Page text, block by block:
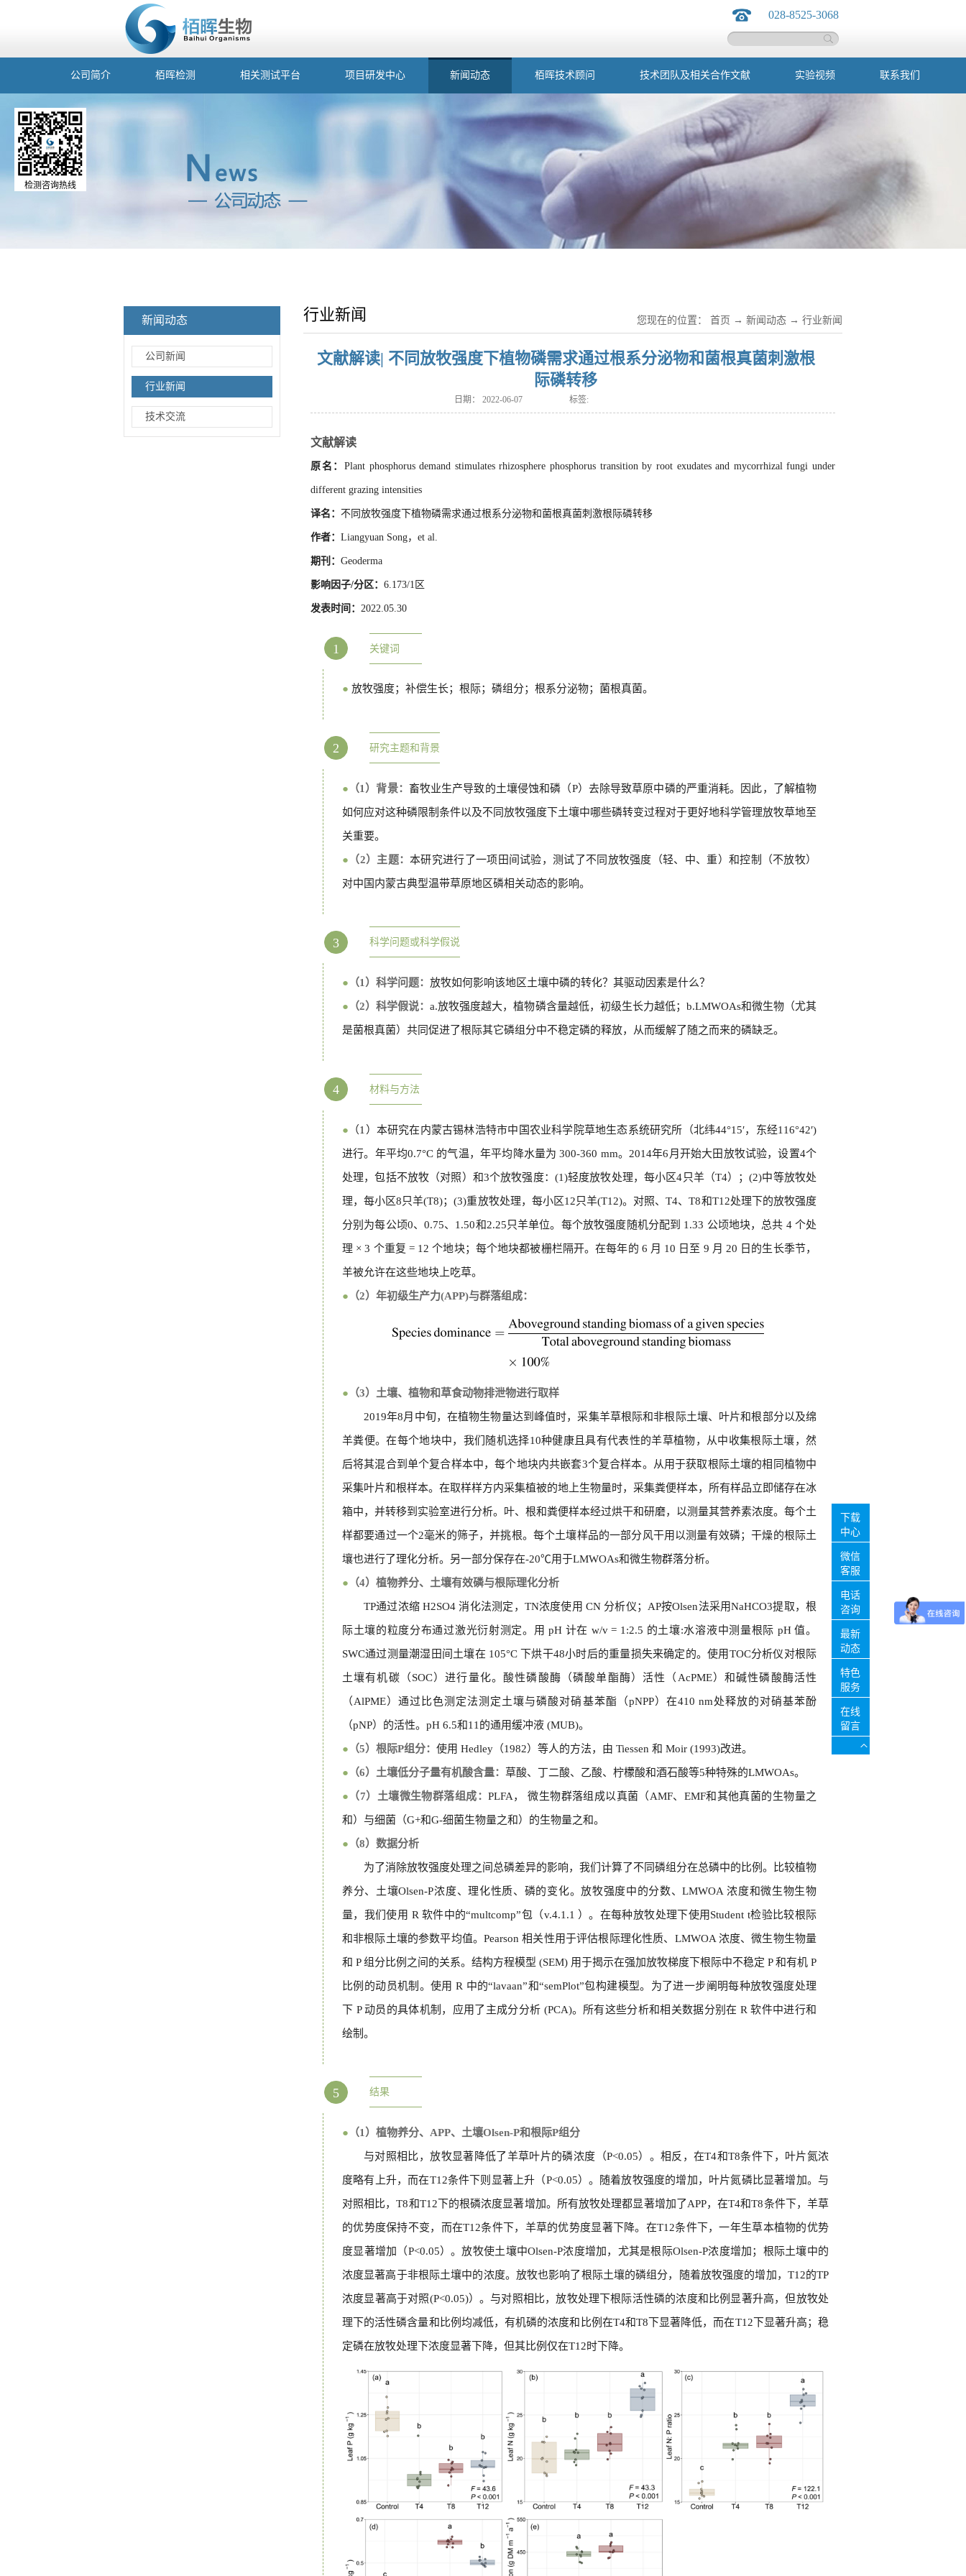
028-8525-3068
公司简介 栢晖检测 相关测试平台 项目研发中心 新闻动态 栢晖技术顾问 技术团队及相关合作文献 实验视频 联系我们
新闻动态
公司新闻
行业新闻
技术交流
行业新闻 您现在的位置： 首页 → 新闻动态 → 行业新闻
文献解读| 不同放牧强度下植物磷需求通过根系分泌物和菌根真菌刺激根
际磷转移
日期： 2022-06-07 标签:
文献解读
原名： Plant phosphorus demand stimulates rhizosphere phosphorus transition by root exudates and mycorrhizal fungi under
different grazing intensities
译名： 不同放牧强度下植物磷需求通过根系分泌物和菌根真菌刺激根际磷转移
作者： Liangyuan Song，et al.
期刊： Geoderma
影响因子/分区： 6.173/1区
发表时间： 2022.05.30
1 关键词
● 放牧强度；补偿生长；根际；磷组分；根系分泌物；菌根真菌。
2 研究主题和背景
● （1）背景： 畜牧业生产导致的土壤侵蚀和磷（P）去除导致草原中磷的严重消耗。因此，了解植物
如何应对这种磷限制条件以及不同放牧强度下土壤中哪些磷转变过程对于更好地科学管理放牧草地至
关重要。
● （2）主题：本研究进行了一项田间试验，测试了不同放牧强度（轻、中、重）和控制（不放牧）
对中国内蒙古典型温带草原地区磷相关动态的影响。
3 科学问题或科学假说
● （1）科学问题： 放牧如何影响该地区土壤中磷的转化？其驱动因素是什么？
● （2）科学假说：a.放牧强度越大，植物磷含量越低，初级生长力越低；b.LMWOAs和微生物（尤其
是菌根真菌）共同促进了根际其它磷组分中不稳定磷的释放，从而缓解了随之而来的磷缺乏。
4 材料与方法
● （1）本研究在内蒙古锡林浩特市中国农业科学院草地生态系统研究所（北纬44°15′，东经116°42′)
进行。年平均0.7°C 的气温，年平均降水量为 300-360 mm。2014年6月开始大田放牧试验，设置4个
处理，包括不放牧（对照）和3个放牧强度：(1)轻度放牧处理，每小区4只羊（T4）；(2)中等放牧处
理，每小区8只羊(T8)；(3)重放牧处理，每小区12只羊(T12)。对照、T4、T8和T12处理下的放牧强度
分别为每公顷0、0.75、1.50和2.25只羊单位。每个放牧强度随机分配到 1.33 公顷地块，总共 4 个处
理 × 3 个重复 = 12 个地块；每个地块都被栅栏隔开。在每年的 6 月 10 日至 9 月 20 日的生长季节，
羊被允许在这些地块上吃草。
● （2） 年初级生产力(APP)与群落组成：
● （3）土壤、植物和草食动物排泄物进行取样
2019年8月中旬，在植物生物量达到峰值时，采集羊草根际和非根际土壤、叶片和根部分以及绵
羊粪便。在每个地块中，我们随机选择10种健康且具有代表性的羊草植物，从中收集根际土壤，然
后将其混合到单个复合样本中，每个地块内共嵌套3个复合样本。从用于获取根际土壤的相同植物中
采集叶片和根样本。在取样样方内采集植被的地上生物量时，采集粪便样本，所有样品立即储存在冰
箱中，并转移到实验室进行分析。叶、根和粪便样本经过烘干和研磨，以测量其营养素浓度。每个土
样都要通过一个2毫米的筛子，并挑根。每个土壤样品的一部分风干用以测量有效磷；干燥的根际土
壤也进行了理化分析。另一部分保存在-20℃用于LMWOAs和微生物群落分析。
● （4）植物养分、土壤有效磷与根际理化分析
TP通过浓缩 H2SO4 消化法测定，TN浓度使用 CN 分析仪；AP按Olsen法采用NaHCO3提取，根
际土壤的粒度分布通过激光衍射测定。用 pH 计在 w/v = 1:2.5 的土壤:水溶液中测量根际 pH 值。
SWC通过测量潮湿田间土壤在 105°C 下烘干48小时后的重量损失来确定的。使用TOC分析仪对根际
土壤有机碳（SOC）进行量化。酸性磷酸酶（磷酸单酯酶）活性（AcPME）和碱性磷酸酶活性
（AlPME）通过比色测定法测定土壤与磷酸对硝基苯酯（pNPP）在410 nm处释放的对硝基苯酚
（pNP）的活性。pH 6.5和11的通用缓冲液 (MUB)。
● （5）根际P组分： 使用 Hedley（1982）等人的方法，由 Tiessen 和 Moir (1993)改进。
● （6）土壤低分子量有机酸含量： 草酸、丁二酸、乙酸、柠檬酸和酒石酸等5种特殊的LMWOAs。
● （7）土壤微生物群落组成： PLFA， 微生物群落组成以真菌（AMF、EMF和其他真菌的生物量之
和）与细菌（G+和G-细菌生物量之和）的生物量之和。
● （8）数据分析
为了消除放牧强度处理之间总磷差异的影响，我们计算了不同磷组分在总磷中的比例。比较植物
养分、土壤Olsen-P浓度、理化性质、磷的变化。放牧强度中的分数、LMWOA 浓度和微生物生物
量，我们使用 R 软件中的“multcomp”包（v.4.1.1 ）。在每种放牧处理下使用Student t检验比较根际
和非根际土壤的参数平均值。Pearson 相关性用于评估根际理化性质、LMWOA 浓度、微生物生物量
和 P 组分比例之间的关系。结构方程模型 (SEM) 用于揭示在强加放牧梯度下根际中不稳定 P 和有机 P
比例的动员机制。使用 R 中的“lavaan”和“semPlot”包构建模型。为了进一步阐明每种放牧强度处理
下 P 动员的具体机制，应用了主成分分析 (PCA)。所有这些分析和相关数据分别在 R 软件中进行和
绘制。
5 结果
● （1）植物养分、APP、土壤Olsen-P和根际P组分
与对照相比，放牧显著降低了羊草叶片的磷浓度（P<0.05）。相反，在T4和T8条件下，叶片氮浓
度略有上升，而在T12条件下则显著上升（P<0.05）。随着放牧强度的增加，叶片氮磷比显著增加。与
对照相比，T8和T12下的根磷浓度显著增加。所有放牧处理都显著增加了APP，在T4和T8条件下，羊草
的优势度保持不变，而在T12条件下，羊草的优势度显著下降。在T12条件下，一年生草本植物的优势
度显著增加（P<0.05）。放牧使土壤中Olsen-P浓度增加，尤其是根际Olsen-P浓度增加；根际土壤中的
浓度显著高于非根际土壤中的浓度。放牧也影响了根际土壤的磷组分，随着放牧强度的增加，T12的TP
浓度显著高于对照(P<0.05)）。与对照相比，放牧处理下根际活性磷的浓度和比例显著升高，但放牧处
理下的活性磷含量和比例均减低，有机磷的浓度和比例在T4和T8下显著降低，而在T12下显著升高；稳
定磷在放牧处理下浓度显著下降，但其比例仅在T12时下降。
下载
中心
微信
客服
电话
咨询
最新
动态
特色
服务
在线
留言
检测咨询热线